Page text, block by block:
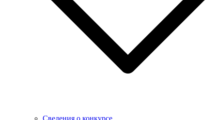
Сведения о конкурсе